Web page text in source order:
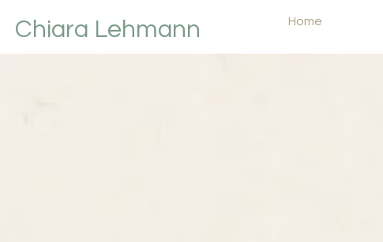
Chiara Lehmann Home